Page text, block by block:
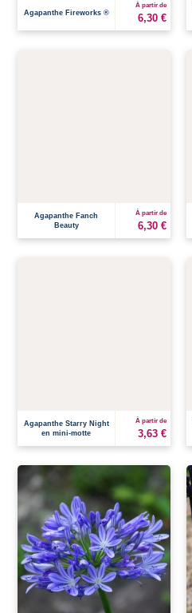
Agapanthe Fireworks ®
À partir de
6,30 €
Agapanthe Fanch
Beauty
À partir de
6,30 €
Agapanthe Starry Night
en mini-motte
À partir de
3,63 €